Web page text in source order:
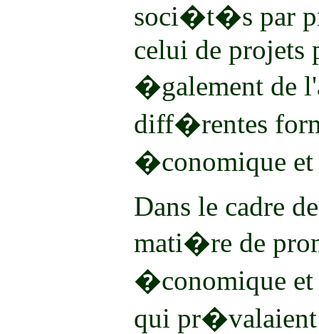
soci�t�s par
celui de
�galement de
diff�rentes
�conomique et
Dans le cadre
mati�re de
�conomique et
qui pr�valaient